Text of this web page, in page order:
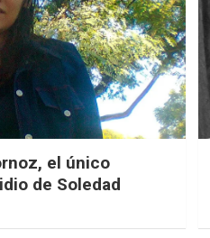
el único
de Soledad